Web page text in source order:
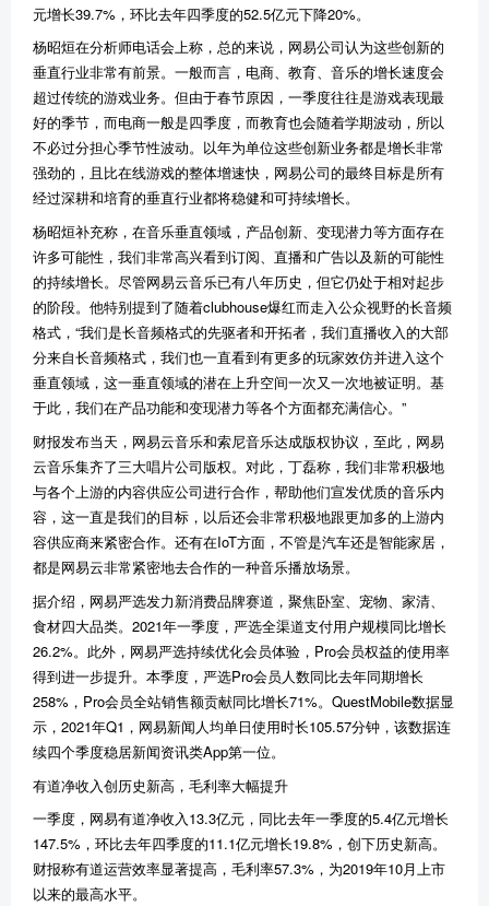
元增长39.7%，环比去年四季度的52.5亿元下降20%。
杨昭烜在分析师电话会上称，总的来说，网易公司认为这些创新的
垂直行业非常有前景。一般而言，电商、教育、音乐的增长速度会
超过传统的游戏业务。但由于春节原因，一季度往往是游戏表现最
好的季节，而电商一般是四季度，而教育也会随着学期波动，所以
不必过分担心季节性波动。以年为单位这些创新业务都是增长非常
强劲的，且比在线游戏的整体增速快，网易公司的最终目标是所有
经过深耕和培育的垂直行业都将稳健和可持续增长。
杨昭烜补充称，在音乐垂直领域，产品创新、变现潜力等方面存在
许多可能性，我们非常高兴看到订阅、直播和广告以及新的可能性
的持续增长。尽管网易云音乐已有八年历史，但它仍处于相对起步
的阶段。他特别提到了随着clubhouse爆红而走入公众视野的长音频
格式，“我们是长音频格式的先驱者和开拓者，我们直播收入的大部
分来自长音频格式，我们也一直看到有更多的玩家效仿并进入这个
垂直领域，这一垂直领域的潜在上升空间一次又一次地被证明。基
于此，我们在产品功能和变现潜力等各个方面都充满信心。”
财报发布当天，网易云音乐和索尼音乐达成版权协议，至此，网易
云音乐集齐了三大唱片公司版权。对此，丁磊称，我们非常积极地
与各个上游的内容供应公司进行合作，帮助他们宣发优质的音乐内
容，这一直是我们的目标，以后还会非常积极地跟更加多的上游内
容供应商来紧密合作。还有在IoT方面，不管是汽车还是智能家居，
都是网易云非常紧密地去合作的一种音乐播放场景。
据介绍，网易严选发力新消费品牌赛道，聚焦卧室、宠物、家清、
食材四大品类。2021年一季度，严选全渠道支付用户规模同比增长
26.2%。此外，网易严选持续优化会员体验，Pro会员权益的使用率
得到进一步提升。本季度，严选Pro会员人数同比去年同期增长
258%，Pro会员全站销售额贡献同比增长71%。QuestMobile数据显
示，2021年Q1，网易新闻人均单日使用时长105.57分钟，该数据连
续四个季度稳居新闻资讯类App第一位。
有道净收入创历史新高，毛利率大幅提升
一季度，网易有道净收入13.3亿元，同比去年一季度的5.4亿元增长
147.5%，环比去年四季度的11.1亿元增长19.8%，创下历史新高。
财报称有道运营效率显著提高，毛利率57.3%，为2019年10月上市
以来的最高水平。